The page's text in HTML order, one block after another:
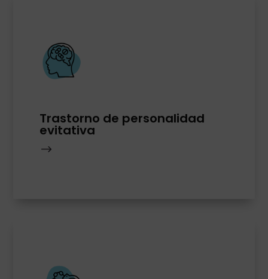
Trastorno de personalidad
evitativa
$